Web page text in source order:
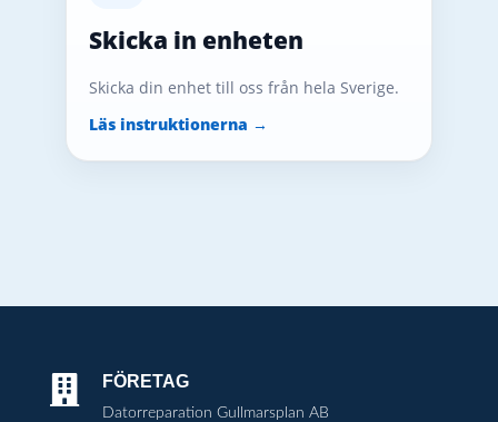
Skicka in enheten
Skicka din enhet till oss från hela Sverige.
Läs instruktionerna →
 FÖRETAG
Datorreparation Gullmarsplan AB